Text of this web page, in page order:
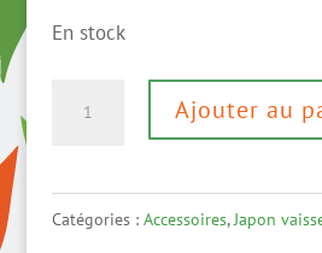
En stock
Ajouter au
Catégories : Accessoires,Japon